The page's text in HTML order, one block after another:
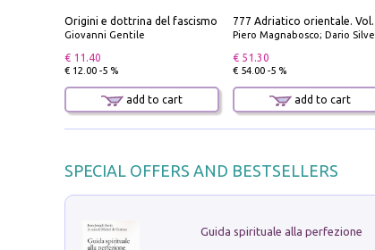
Origini e dottrina del fascismo
Giovanni Gentile
€ 11.40
€ 12.00 -5 %
add to cart
Piero Magnabosco; Dario Silvestro; Marco Sbrizzi
€ 51.30
€ 54.00 -5 %
add to cart
SPECIAL OFFERS AND BESTSELLERS
Guida spirituale alla perfezione